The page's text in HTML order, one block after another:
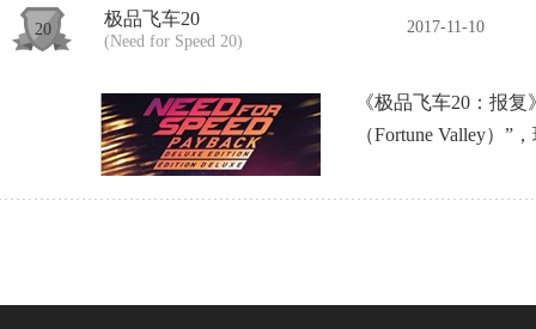
20
极品飞车20
(Need for Speed 20)
2017-11-10
《极品飞车20：报
（Fortune Valley）